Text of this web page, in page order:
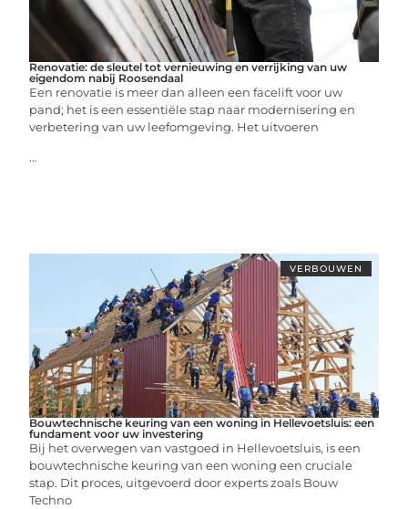
Renovatie: de sleutel tot vernieuwing en verrijking van uw
eigendom nabij Roosendaal
Een renovatie is meer dan alleen een facelift voor uw
pand; het is een essentiële stap naar modernisering en
verbetering van uw leefomgeving. Het uitvoeren
...
VERBOUWEN
Bouwtechnische keuring van een woning in Hellevoetsluis: een
fundament voor uw investering
Bij het overwegen van vastgoed in Hellevoetsluis, is een
bouwtechnische keuring van een woning een cruciale
stap. Dit proces, uitgevoerd door experts zoals Bouw
Techno